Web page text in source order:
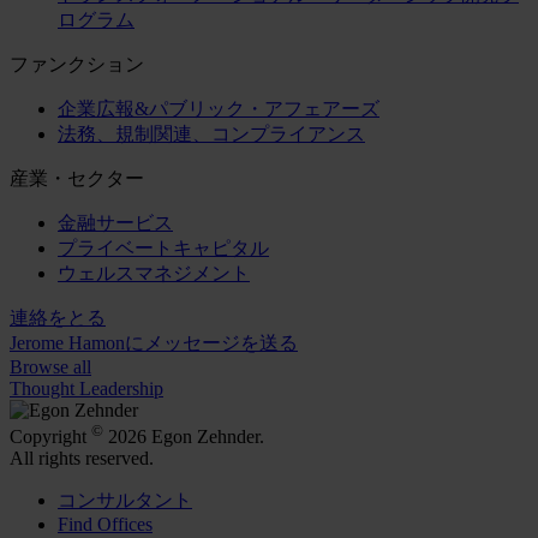
ログラム
ファンクション
企業広報&パブリック・アフェアーズ
法務、規制関連、コンプライアンス
産業・セクター
金融サービス
プライベートキャピタル
ウェルスマネジメント
連絡をとる
Jerome Hamonにメッセージを送る
Browse all
Thought Leadership
Copyright © 2026 Egon Zehnder.
All rights reserved.
コンサルタント
Find Offices